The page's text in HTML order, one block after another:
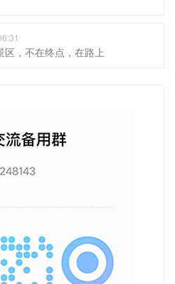
区，不在终点，在路上